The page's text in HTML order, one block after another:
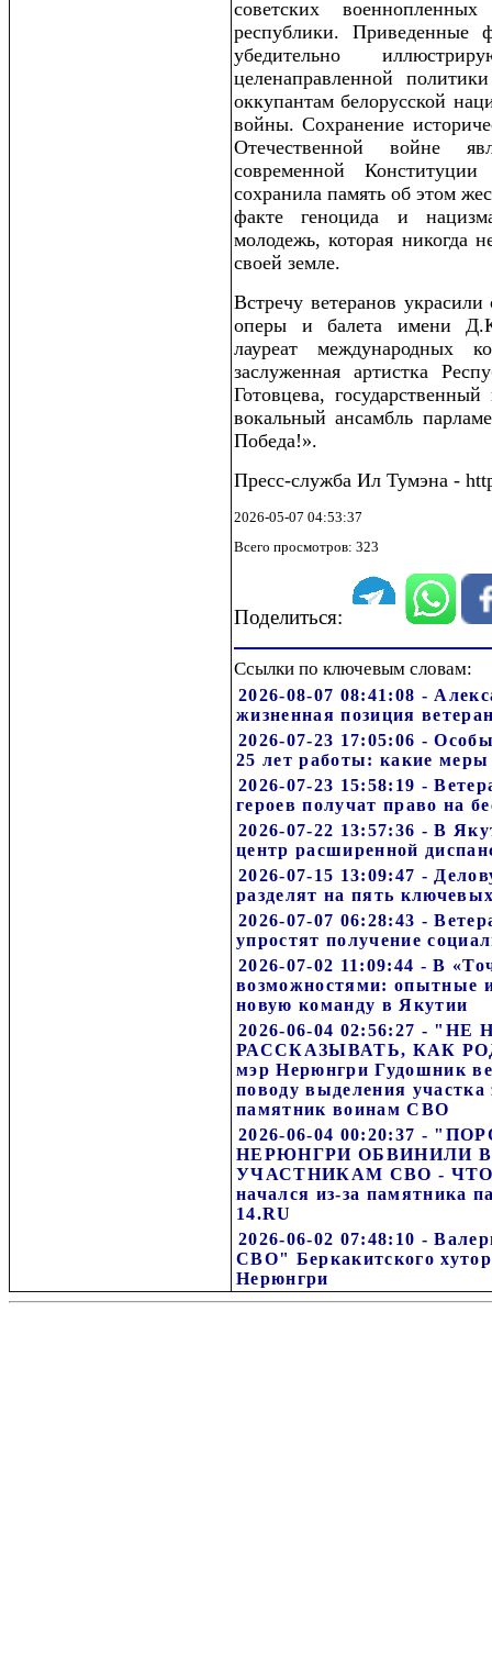
советских
республики.
убедительно
целенаправленной
оккупантам белорусской
войны. Сохранение
Отечественной войне
современной
сохранила память об этом
факте геноцида и
молодежь, которая никогда
своей земле.
Встречу ветеранов украсили
оперы и балета имени
лауреат международных
заслуженная артистка
Готовцева,
вокальный ансамбль
Победа!».
Пресс-служба Ил Тумэна -
2026-05-07 04:53:37
Всего просмотров: 323
Поделиться:
Ссылки по ключевым словам:
2026-08-07 08:41:08 -
жизненная позиция
2026-07-23 17:05:06 -
25 лет работы: какие
2026-07-23 15:58:19 -
героев получат право на
2026-07-22 13:57:36 - В
центр расширенной
2026-07-15 13:09:47 -
разделят на пять
2026-07-07 06:28:43 -
упростят получение
2026-07-02 11:09:44 - В
возможностями: опытные
новую команду в Якутии
2026-06-04 02:56:27 -
РАССКАЗЫВАТЬ, КАК
мэр Нерюнгри Гудошник
поводу выделения
памятник воинам СВО
2026-06-04 00:20:37 -
НЕРЮНГРИ ОБВИНИЛИ
УЧАСТНИКАМ СВО - ЧТО
начался из-за памятника
14.RU
2026-06-02 07:48:10 -
СВО" Беркакитского
Нерюнгри